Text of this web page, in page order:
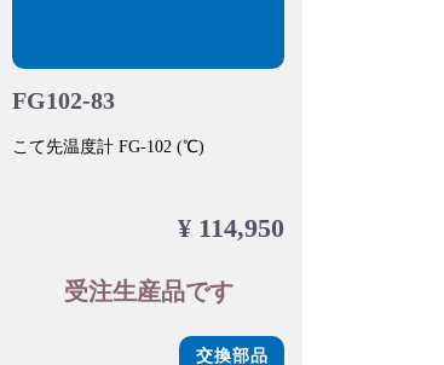
FG102-83
こて先温度計 FG-102 (℃)
¥ 114,950
受注生産品です
交換部品